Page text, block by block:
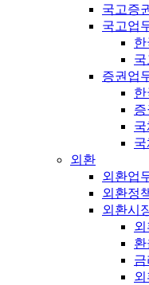
국고증
국고업
증권업
외환
외환업
외환정
외환시
환